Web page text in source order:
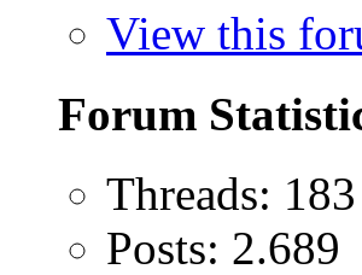
View this
Forum
Threads: 183
Posts: 2.689